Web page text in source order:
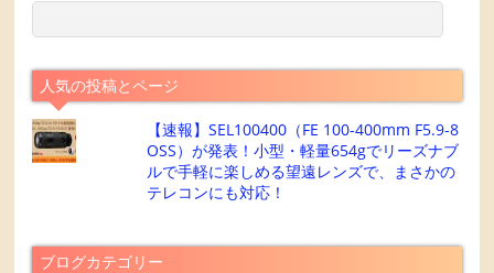
人気の投稿とページ
【速報】SEL100400（FE 100-400mm F5.9-8
OSS）が発表！小型・軽量654gでリーズナブ
ルで手軽に楽しめる望遠レンズで、まさかの
テレコンにも対応！
ブログカテゴリー